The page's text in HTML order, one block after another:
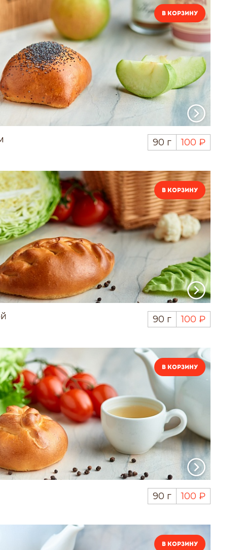
90 г 100 ₽
В корзину
90 г 100 ₽
В корзину
90 г 100 ₽
В корзину
В корзину